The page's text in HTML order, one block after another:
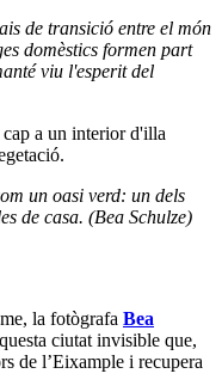
de transició entre el món
domèstics formen part
viu l'esperit del
un oasi verd: un dels
de casa. (Bea Schulze)
la fotògrafa Bea
ciutat invisible que,
de l’Eixample i recupera